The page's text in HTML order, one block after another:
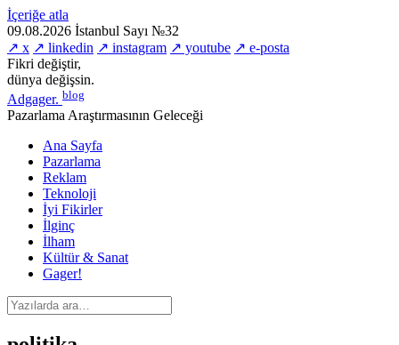
İçeriğe atla
09.08.2026 İstanbul Sayı №32
↗ x ↗ linkedin ↗ instagram ↗ youtube ↗ e-posta
Fikri değiştir,
dünya değişsin.
Adgager. blog
Pazarlama Araştırmasının Geleceği
Ana Sayfa
Pazarlama
Reklam
Teknoloji
İyi Fikirler
İlginç
İlham
Kültür & Sanat
Gager!